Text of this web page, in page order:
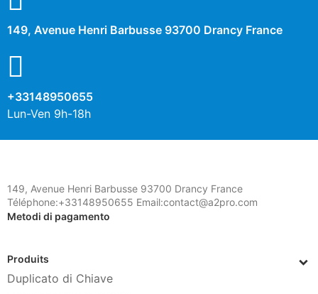
149, Avenue Henri Barbusse 93700 Drancy France
+33148950655
Lun-Ven 9h-18h
149, Avenue Henri Barbusse 93700 Drancy France
Téléphone:+33148950655 Email:contact@a2pro.com
Metodi di pagamento
Produits
Duplicato di Chiave